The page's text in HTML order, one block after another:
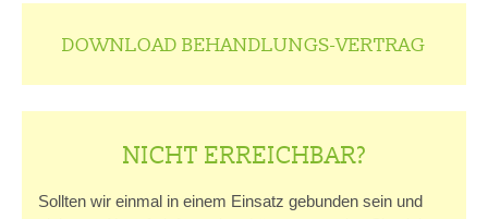
DOWNLOAD BEHANDLUNGS-VERTRAG
NICHT ERREICHBAR?
Sollten wir einmal in einem Einsatz gebunden sein und